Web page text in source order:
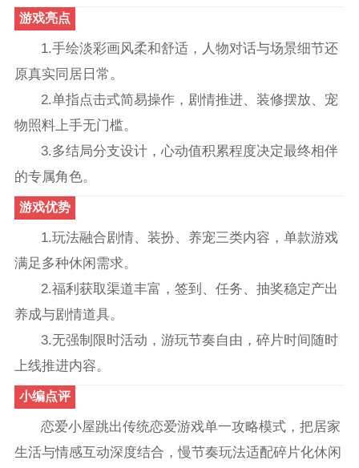
游戏亮点
1.手绘淡彩画风柔和舒适，人物对话与场景细节还
原真实同居日常。
2.单指点击式简易操作，剧情推进、装修摆放、宠
物照料上手无门槛。
3.多结局分支设计，心动值积累程度决定最终相伴
的专属角色。
游戏优势
1.玩法融合剧情、装扮、养宠三类内容，单款游戏
满足多种休闲需求。
2.福利获取渠道丰富，签到、任务、抽奖稳定产出
养成与剧情道具。
3.无强制限时活动，游玩节奏自由，碎片时间随时
上线推进内容。
小编点评
恋爱小屋跳出传统恋爱游戏单一攻略模式，把居家
生活与情感互动深度结合，慢节奏玩法适配碎片化休闲